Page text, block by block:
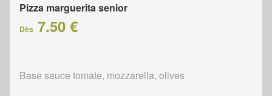
Pizza marguerita senior
Dès 7.50 €
Base sauce tomate, mozzarella, olives